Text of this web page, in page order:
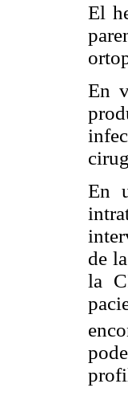
El
En
En
de
la